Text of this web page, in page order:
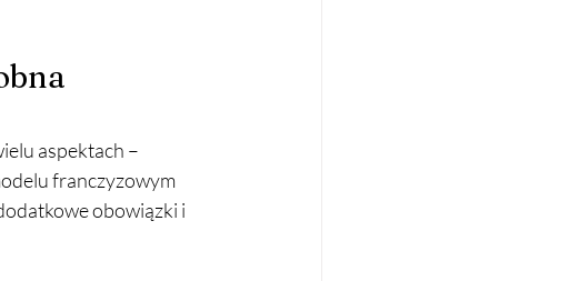
aspektach –
franczyzowym
obowiązki i